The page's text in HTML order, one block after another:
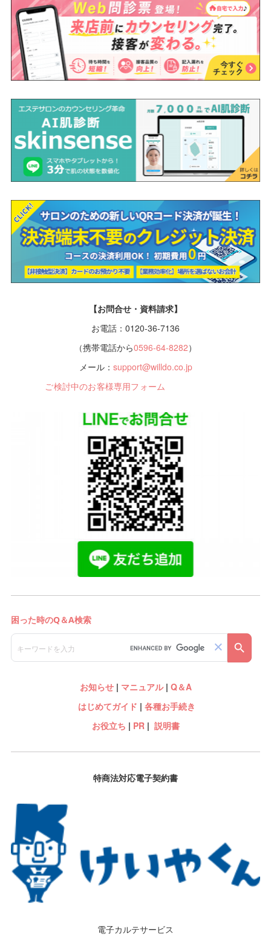
【お問合せ・資料請求】
お電話：0120-36-7136
（携帯電話から0596-64-8282）
メール： support@willdo.co.jp
ご検討中のお客様専用フォーム
お知らせ| マニュアル| Q＆A
はじめてガイド | 各種お手続き
お役立ち | PR| 説明書
特商法対応電子契約書
電子カルテサービス